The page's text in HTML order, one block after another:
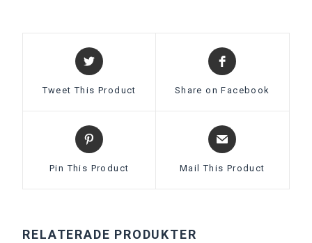
Tweet This Product Share on Facebook
Pin This Product Mail This Product
RELATERADE PRODUKTER